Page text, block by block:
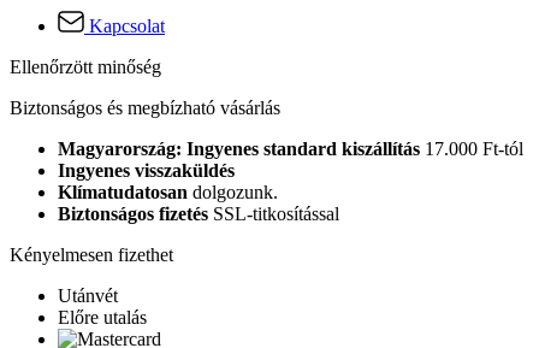
Kapcsolat
Ellenőrzött minőség
Biztonságos és megbízható vásárlás
Magyarország: Ingyenes standard kiszállítás 17.000 Ft-tól
Ingyenes visszaküldés
Klímatudatosan dolgozunk.
Biztonságos fizetés SSL-titkosítással
Kényelmesen fizethet
Utánvét
Előre utalás